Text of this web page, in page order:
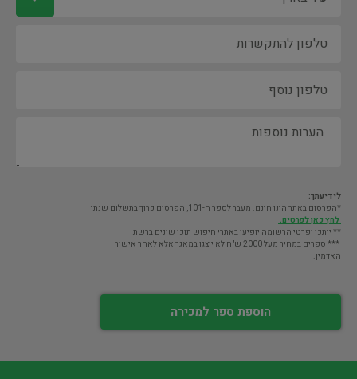
לידיעתך:
*הפרסום באתר הינו חינם. מעבר לספר ה-101, הפרסום כרוך בתשלום שנתי
לחץ כאן לפרטים.
** ייתכן ופרטי הרשומה יופיעו באתרי חיפוש תוכן שונים ברשת
*** ספרים במחיר מעל 2000 ש"ח לא יוצגו במאגר אלא לאחר אישור
האדמין.
הוספת ספר למכירה